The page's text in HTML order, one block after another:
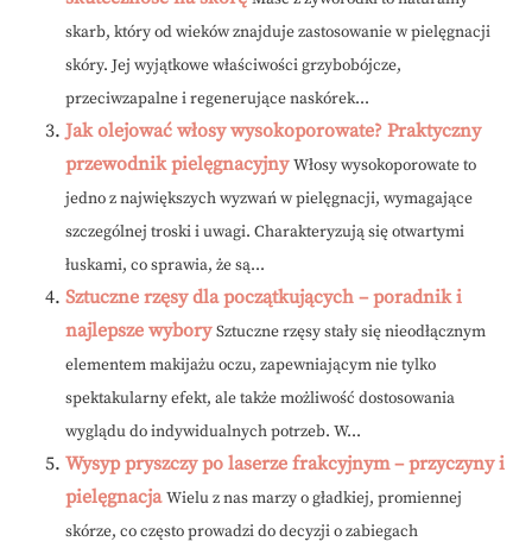
skarb, który od wieków znajduje zastosowanie w pielęgnacji
skóry. Jej wyjątkowe właściwości grzybobójcze,
przeciwzapalne i regenerujące naskórek...
Jak olejować włosy wysokoporowate? Praktyczny
przewodnik pielęgnacyjny Włosy wysokoporowate to
jedno z największych wyzwań w pielęgnacji, wymagające
szczególnej troski i uwagi. Charakteryzują się otwartymi
łuskami, co sprawia, że są...
Sztuczne rzęsy dla początkujących – poradnik i
najlepsze wybory Sztuczne rzęsy stały się nieodłącznym
elementem makijażu oczu, zapewniającym nie tylko
spektakularny efekt, ale także możliwość dostosowania
wyglądu do indywidualnych potrzeb. W...
Wysyp pryszczy po laserze frakcyjnym – przyczyny i
pielęgnacja Wielu z nas marzy o gładkiej, promiennej
skórze, co często prowadzi do decyzji o zabiegach